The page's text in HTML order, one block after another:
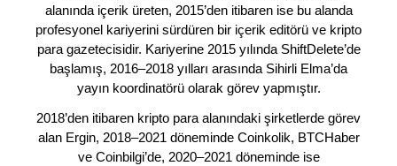
alanında içerik üreten, 2015’den itibaren ise bu alanda
profesyonel kariyerini sürdüren bir içerik editörü ve kripto
para gazetecisidir. Kariyerine 2015 yılında ShiftDelete’de
başlamış, 2016–2018 yılları arasında Sihirli Elma’da
yayın koordinatörü olarak görev yapmıştır.
2018’den itibaren kripto para alanındaki şirketlerde görev
alan Ergin, 2018–2021 döneminde Coinkolik, BTCHaber
ve Coinbilgi’de, 2020–2021 döneminde ise